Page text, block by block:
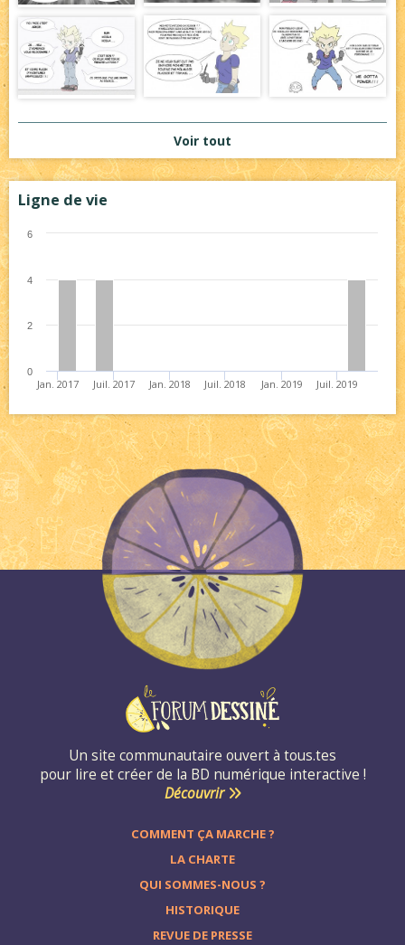
Voir tout
Ligne de vie
Jan. 2017 Juil. 2017 Jan. 2018 Juil. 2018 Jan. 2019 Juil. 2019
0
2
4
6
Un site communautaire ouvert à tous.tes
pour lire et créer de la BD numérique interactive !
Découvrir
COMMENT ÇA MARCHE ?
LA CHARTE
QUI SOMMES-NOUS ?
HISTORIQUE
REVUE DE PRESSE